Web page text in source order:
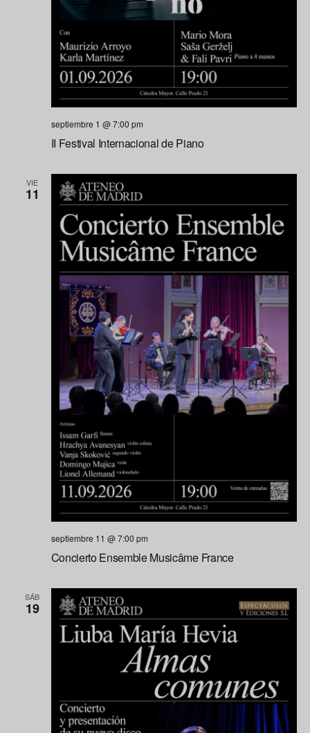
II Festival Internacional de Piano
septiembre 1 @ 7:00 pm
VIE
11
Concierto Ensemble Musicâme France
septiembre 11 @ 7:00 pm
SÁB
19